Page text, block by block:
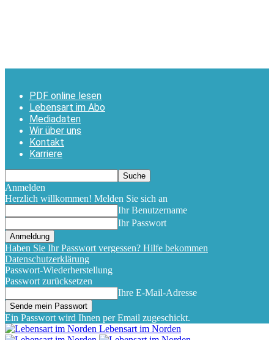
PDF online lesen
Lebensart im Abo
Mediadaten
Wir über uns
Kontakt
Karriere
Anmelden
Herzlich willkommen! Melden Sie sich an
Ihr Benutzername
Ihr Passwort
Haben Sie Ihr Passwort vergessen? Hilfe bekommen
Datenschutzerklärung
Passwort-Wiederherstellung
Passwort zurücksetzen
Ihre E-Mail-Adresse
Ein Passwort wird Ihnen per Email zugeschickt.
Lebensart im Norden